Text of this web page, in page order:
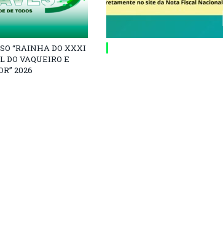
“RAINHA DO XXXI
DO VAQUEIRO E
2026